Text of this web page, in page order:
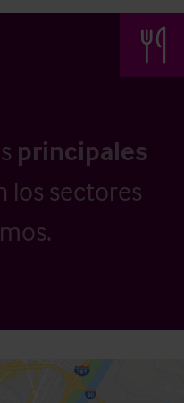
principales
los sectores